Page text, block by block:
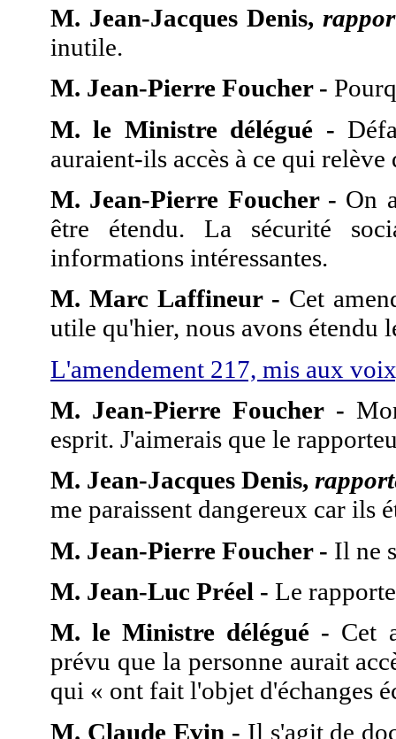
M. Jean-Jacques Denis,
inutile.
M. Jean-Pierre Foucher -
M. le Ministre délégué -
auraient-ils accès à ce qui relève
M. Jean-Pierre Foucher - On
être étendu. La sécurité
informations intéressantes.
M. Marc Laffineur - Cet
utile qu'hier, nous avons étendu
L'amendement 217, mis aux
M. Jean-Pierre Foucher -
esprit. J'aimerais que le
M. Jean-Jacques Denis,
me paraissent dangereux car ils
M. Jean-Pierre Foucher - Il ne
M. Jean-Luc Préel - Le
M. le Ministre délégué - Cet
prévu que la personne aurait
qui « ont fait l'objet d'échanges
M. Claude Evin - Il s'agit de